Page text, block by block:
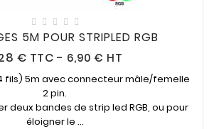
5M POUR STRIPLED RGB
€ Prix
TTC - 6,90 € HT
fils) 5m avec connecteur mâle/femelle
2 pin.
deux bandes de strip led RGB, ou pour
éloigner le ...